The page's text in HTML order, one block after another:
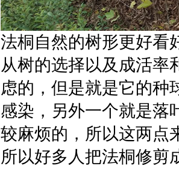
法桐自然的树形更好看
从树的选择以及成活率
虑的，但是就是它的种
感染，另外一个就是落
较麻烦的，所以这两点
所以好多人把法桐修剪